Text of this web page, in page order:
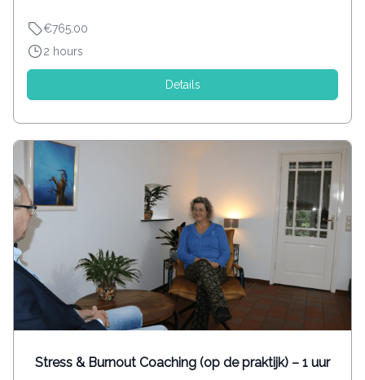
€765.00
2 hours
Details
Stress & Burnout Coaching (op de praktijk) – 1 uur